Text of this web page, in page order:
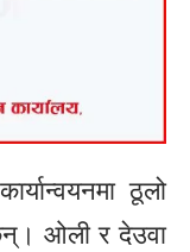
ठूलो
ओली र देउवा